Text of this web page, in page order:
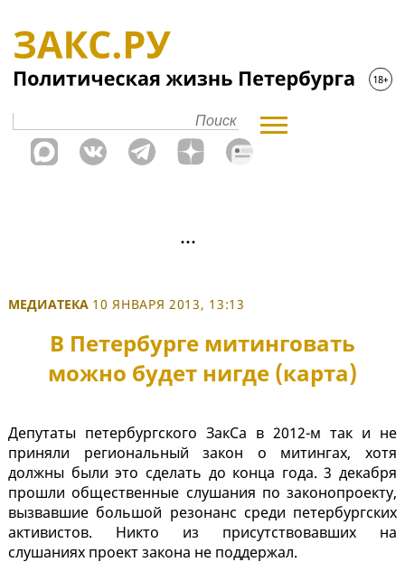
МЕДИАТЕКА 10 ЯНВАРЯ 2013, 13:13
В Петербурге митинговать
можно будет нигде (карта)
Депутаты петербургского ЗакСа в 2012-м так и не
приняли региональный закон о митингах, хотя
должны были это сделать до конца года. 3 декабря
прошли общественные слушания по законопроекту,
вызвавшие большой резонанс среди петербургских
активистов. Никто из присутствовавших на
слушаниях проект закона не поддержал.